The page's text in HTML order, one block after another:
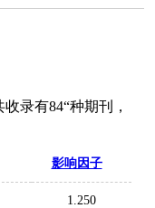
录有84“种期刊，
影响因子
1.250